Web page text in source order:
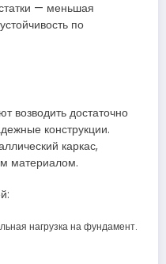
— меньшая
по
возводить достаточно
конструкции.
каркас,
материалом.
нагрузка на фундамент.